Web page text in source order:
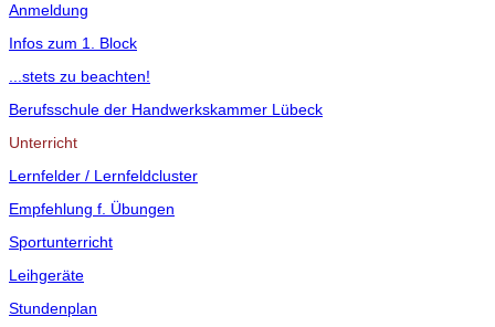
Anmeldung
Infos zum 1. Block
...stets zu beachten!
Berufsschule der Handwerkskammer Lübeck
Unterricht
Lernfelder / Lernfeldcluster
Empfehlung f. Übungen
Sportunterricht
Leihgeräte
Stundenplan